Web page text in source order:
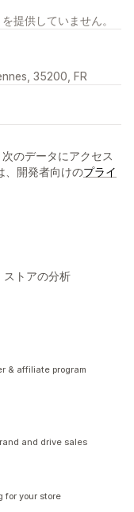
提供していません。
35200, FR
のデータにアクセス
、開発者向けのプライ
ストアの分析
& affiliate program
and drive sales
for your store